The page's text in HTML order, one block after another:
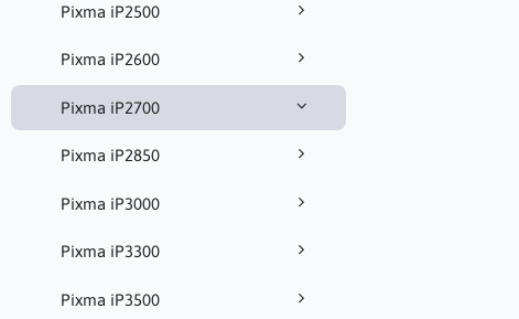
Pixma iP2500
Pixma iP2600
Pixma iP2700
Pixma iP2850
Pixma iP3000
Pixma iP3300
Pixma iP3500